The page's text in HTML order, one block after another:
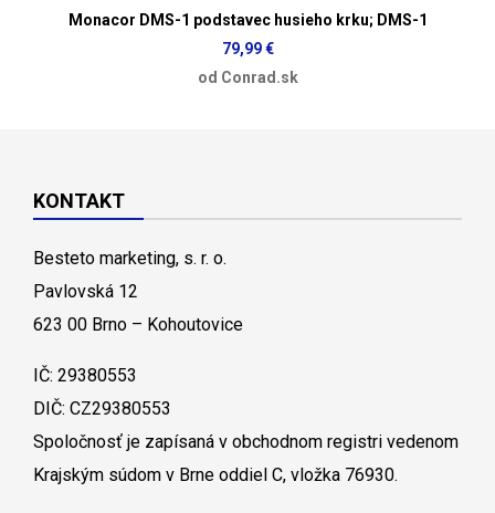
Monacor DMS-1 podstavec husieho krku; DMS-1
79,99 €
od Conrad.sk
KONTAKT
Besteto marketing, s. r. o.
Pavlovská 12
623 00 Brno – Kohoutovice
IČ: 29380553
DIČ: CZ29380553
Spoločnosť je zapísaná v obchodnom registri vedenom
Krajským súdom v Brne oddiel C, vložka 76930.